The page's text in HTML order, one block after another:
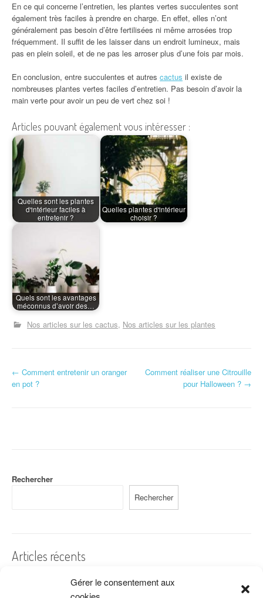
Gérer le consentement aux
En ce qui concerne l’entretien, les plantes vertes succulentes sont
également très faciles à prendre en charge. En effet, elles n’ont
généralement pas besoin d’être fertilisées ni même arrosées trop
fréquemment. Il suffit de les laisser dans un endroit lumineux, mais
pas en plein soleil, et de ne pas les arroser plus d’une fois par mois.
En conclusion, entre succulentes et autres cactus il existe de
nombreuses plantes vertes faciles d’entretien. Pas besoin d’avoir la
main verte pour avoir un peu de vert chez soi !
Articles pouvant également vous intéresser :
Quelles sont les plantes
d'intérieur faciles à
entretenir ?
Quelles plantes d'intérieur
choisir ?
Quels sont les avantages
méconnus d’avoir des…
Nos articles sur les cactus Nos articles sur les plantes
N
a
o
n
← Comment entretenir un oranger
en pot ?
Comment réaliser une Citrouille
pour Halloween ? →
Rechercher
Rechercher
Articles récents
A quelles dates de l’année offre-t-on des fleurs ?